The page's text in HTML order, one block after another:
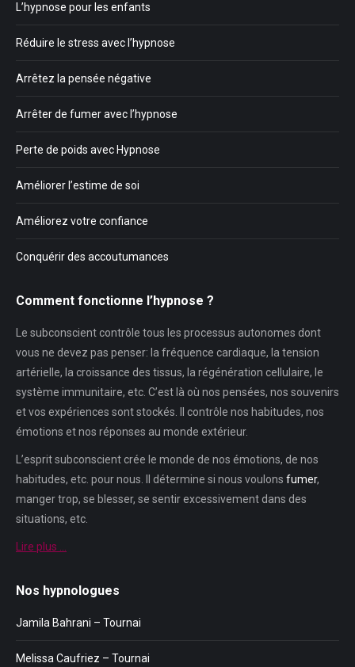
L’hypnose pour les enfants
Réduire le stress avec l’hypnose
Arrêtez la pensée négative
Arrêter de fumer avec l’hypnose
Perte de poids avec Hypnose
Améliorer l’estime de soi
Améliorez votre confiance
Conquérir des accoutumances
Comment fonctionne l’hypnose ?
Le subconscient contrôle tous les processus autonomes dont
vous ne devez pas penser: la fréquence cardiaque, la tension
artérielle, la croissance des tissus, la régénération cellulaire, le
système immunitaire, etc. C’est là où nos pensées, nos souvenirs
et vos expériences sont stockés. Il contrôle nos habitudes, nos
émotions et nos réponses au monde extérieur.
L’esprit subconscient crée le monde de nos émotions, de nos
habitudes, etc. pour nous. Il détermine si nous voulons fumer,
manger trop, se blesser, se sentir excessivement dans des
situations, etc.
Lire plus …
Nos hypnologues
Jamila Bahrani – Tournai
Melissa Caufriez – Tournai